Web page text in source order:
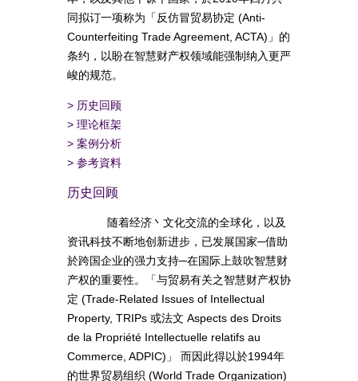
同拟订一项称为「反仿冒贸易协定 (Anti-
Counterfeiting Trade Agreement, ACTA)」的
条约，以盼在智慧财产权领域能强制纳入更严
峻的规范。
> 历史回顾
> 理论框架
> 案例分析
> 参考資料
历史回顾
随着经济丶文化交流的全球化，以及
资讯科技不断地创新进步，已发展国家─借助
於跨国企业的强力支持─在国际上鼓吹智慧财
产权的重要性。「与贸易有关之智慧财产权协
定 (Trade-Related Issues of Intellectual
Property, TRIPs 或法文 Aspects des Droits
de la Propriété Intellectuelle relatifs au
Commerce, ADPIC)」 而因此得以於1994年
的世界贸易组织 (World Trade Organization)